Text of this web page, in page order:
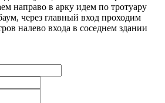
направо в арку идем по тротуару
через главный вход проходим
налево входа в соседнем здании